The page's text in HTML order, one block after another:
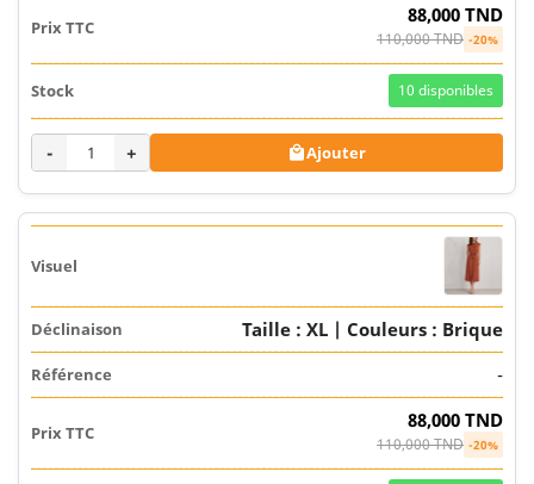
88,000 TND
110,000 TND -20%
10 disponibles
- + Ajouter
Taille : XL | Couleurs : Brique
-
88,000 TND
110,000 TND -20%